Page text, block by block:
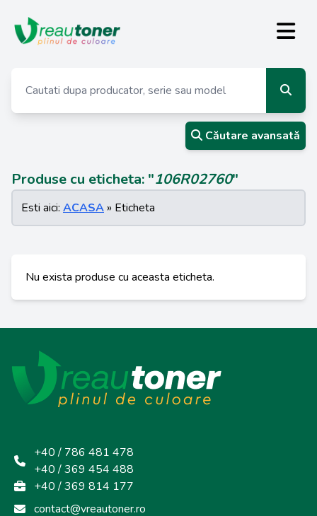
Căutare avansată
Produse cu eticheta: "106R02760"
Esti aici: ACASA » Eticheta
Nu exista produse cu aceasta eticheta.
+40 / 786 481 478
+40 / 369 454 488
+40 / 369 814 177
contact@vreautoner.ro